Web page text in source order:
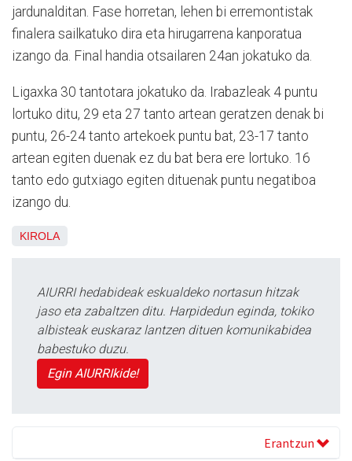
jardunalditan. Fase horretan, lehen bi erremontistak
finalera sailkatuko dira eta hirugarrena kanporatua
izango da. Final handia otsailaren 24an jokatuko da.
Ligaxka 30 tantotara jokatuko da. Irabazleak 4 puntu
lortuko ditu, 29 eta 27 tanto artean geratzen denak bi
puntu, 26-24 tanto artekoek puntu bat, 23-17 tanto
artean egiten duenak ez du bat bera ere lortuko. 16
tanto edo gutxiago egiten dituenak puntu negatiboa
izango du.
KIROLA
AIURRI hedabideak eskualdeko nortasun hitzak
jaso eta zabaltzen ditu. Harpidedun eginda, tokiko
albisteak euskaraz lantzen dituen komunikabidea
babestuko duzu.
Egin AIURRIkide!
Erantzun